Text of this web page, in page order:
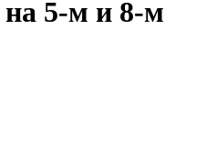
на 5-м и 8-м